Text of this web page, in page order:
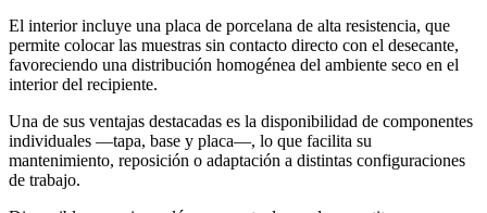
El interior incluye una placa de porcelana de alta resistencia, que
permite colocar las muestras sin contacto directo con el desecante,
favoreciendo una distribución homogénea del ambiente seco en el
interior del recipiente.
Una de sus ventajas destacadas es la disponibilidad de componentes
individuales —tapa, base y placa—, lo que facilita su
mantenimiento, reposición o adaptación a distintas configuraciones
de trabajo.